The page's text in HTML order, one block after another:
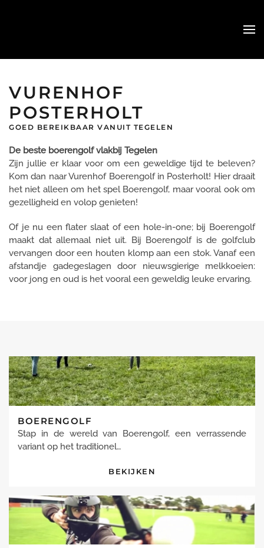
main
VURENHOF
POSTERHOLT
GOED BEREIKBAAR VANUIT TEGELEN
De beste boerengolf vlakbij Tegelen
Zijn jullie er klaar voor om een geweldige tijd te beleven?
Kom dan naar Vurenhof Boerengolf in Posterholt! Hier draait
het niet alleen om het spel Boerengolf, maar vooral ook om
gezelligheid en volop genieten!
Of je nu een flater slaat of een hole-in-one; bij Boerengolf
maakt dat allemaal niet uit. Bij Boerengolf is de golfclub
vervangen door een houten klomp aan een stok. Vanaf een
afstandje gadegeslagen door nieuwsgierige melkkoeien:
voor jong en oud is het vooral een geweldig leuke ervaring.
BOERENGOLF
Stap in de wereld van Boerengolf, een verrassende
variant op het traditionel…
BEKIJKEN